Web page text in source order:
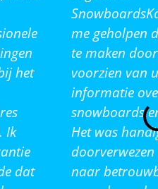
het
Ik
dat
me geholpen
te maken
voorzien van
informatie
snowboards
Het was
naar